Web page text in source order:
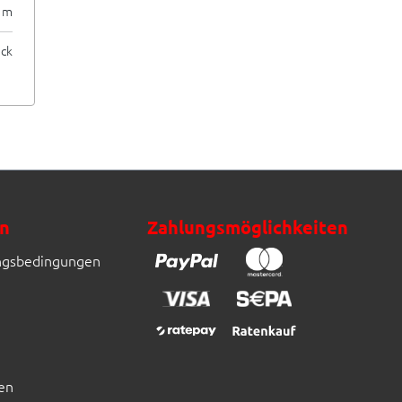
Zahlungsmöglichkeiten